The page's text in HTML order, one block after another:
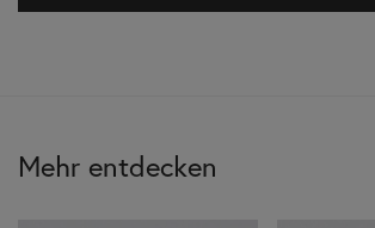
Mehr entdecken